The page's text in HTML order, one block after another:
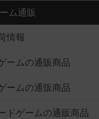
ム通販
情報
ームの通販商品
ームの通販商品
ドゲームの通販商品